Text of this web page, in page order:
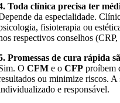
Toda clínica precisa ter
da especialidade.
fisioterapia ou
respectivos conselhos
Promessas de cura rápida
OCFM e oCFP proíbem
ou minimize riscos.
e responsável.